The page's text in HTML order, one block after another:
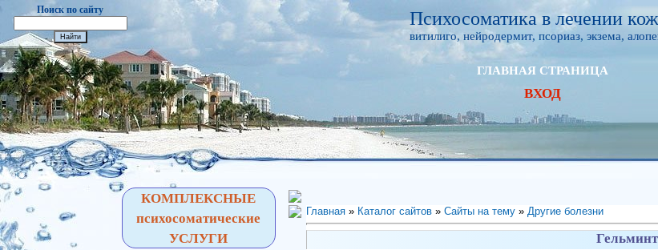
Поиск по сайту Психосоматика в лечении
витилиго, нейродермит, псориаз, экзема,
ГЛАВНАЯ СТРАНИЦА
ВХОД
КОМПЛЕКСНЫЕ
психосоматические
УСЛУГИ
Главная» Каталог сайтов» Сайты на тему» Другие болезни